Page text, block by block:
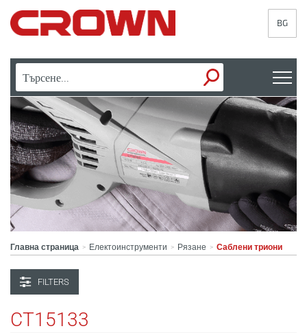
BG
Главна страница > Електоинструменти > Рязане > Саблени триони
FILTERS
CT15133